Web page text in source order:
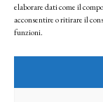
elaborare dati come il
acconsentire o ritirare il
funzioni.
seguendo la nostra
© 2025 Istituto Matteucci.
l’autorizzazione scritta